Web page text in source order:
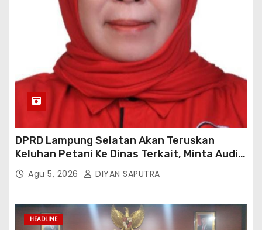
DPRD Lampung Selatan Akan Teruskan
Keluhan Petani Ke Dinas Terkait, Minta Audit
Penyaluran Pupuk Bersubsidi Di Desa Budi
Lestari
Agu 5, 2026 DIYAN SAPUTRA
HEADLINE